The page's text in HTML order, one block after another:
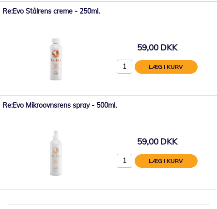
Re:Evo Stålrens creme - 250ml.
59,00 DKK
LÆG I KURV
Re:Evo Mikroovnsrens spray - 500ml.
59,00 DKK
LÆG I KURV